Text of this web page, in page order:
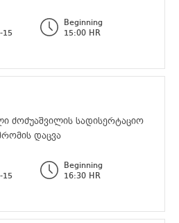
15
Beginning
15:00 HR
ძოძუაშვილის სადისერტაციო
დაცვა
15
Beginning
16:30 HR